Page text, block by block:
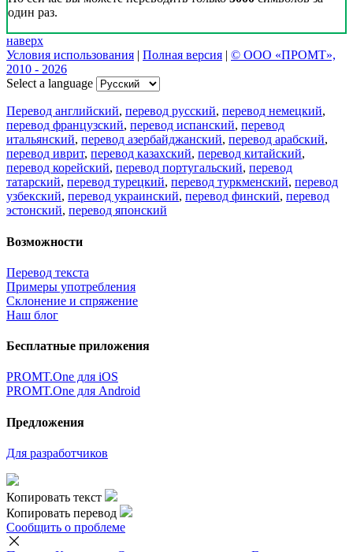
один раз.
наверх
Условия использования | Полная версия | © ООО «ПРОМТ»,
2010 - 2026
Select a language
Перевод английский, перевод русский, перевод немецкий,
перевод французский, перевод испанский, перевод
итальянский, перевод азербайджанский, перевод арабский,
перевод иврит, перевод казахский, перевод китайский,
перевод корейский, перевод португальский, перевод
татарский, перевод турецкий, перевод туркменский, перевод
узбекский, перевод украинский, перевод финский, перевод
эстонский, перевод японский
Возможности
Перевод текста
Примеры употребления
Склонение и спряжение
Наш блог
Бесплатные приложения
PROMT.One для iOS
PROMT.One для Android
Предложения
Для разработчиков
Копировать текст
Копировать перевод
Сообщить о проблеме